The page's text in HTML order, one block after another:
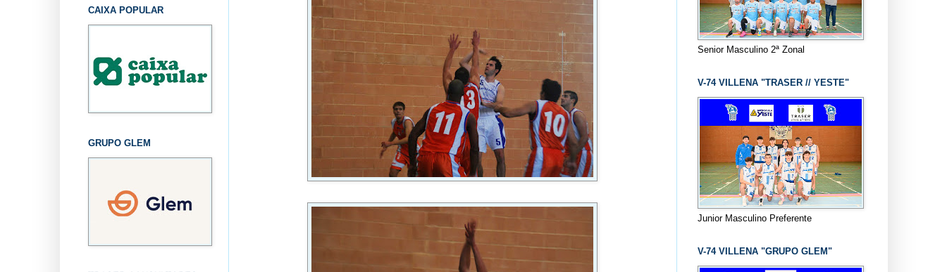
CAIXA POPULAR
GRUPO GLEM
Senior Masculino 2ª Zonal
V-74 VILLENA "TRASER // YESTE"
Junior Masculino Preferente
V-74 VILLENA "GRUPO GLEM"